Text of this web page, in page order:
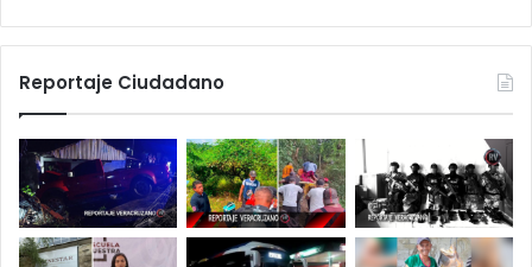
Reportaje Ciudadano